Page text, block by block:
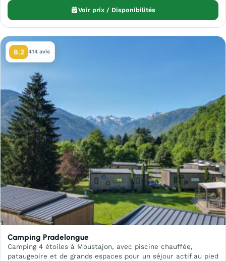
Voir prix / Disponibilités
8.2 414 avis
Camping Pradelongue
Camping 4 étoiles à Moustajon, avec piscine chauffée,
pataugeoire et de grands espaces pour un séjour actif au pied